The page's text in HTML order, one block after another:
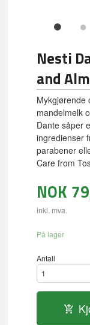
Nesti
and
Mykgjørende
mandelmelk
Dante såper
ingredienser
parabener
Care from
NOK
inkl. mva.
På lager
Antall